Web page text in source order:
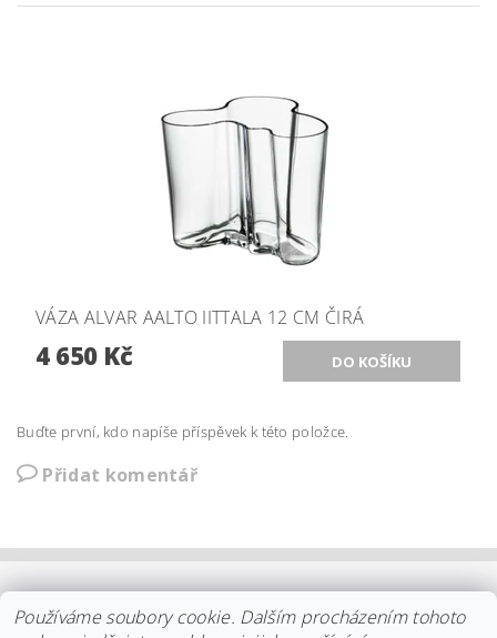
VÁZA ALVAR AALTO IITTALA 12 CM ČIRÁ
4 650 Kč
Buďte první, kdo napíše příspěvek k této položce.
Přidat komentář
| KOLEKCE STELTON | DISTRIBUCE IITTALA |
Používáme soubory cookie. Dalším procházením tohoto